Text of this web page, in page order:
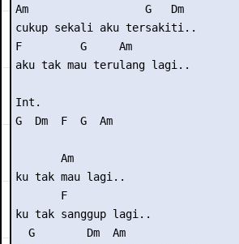
Am                  G   Dm
cukup sekali aku tersakiti..
F         G     Am
aku tak mau terulang lagi..
Int.
G  Dm  F  G  Am
       Am
ku tak mau lagi..
       F
ku tak sanggup lagi..
  G        Dm  Am